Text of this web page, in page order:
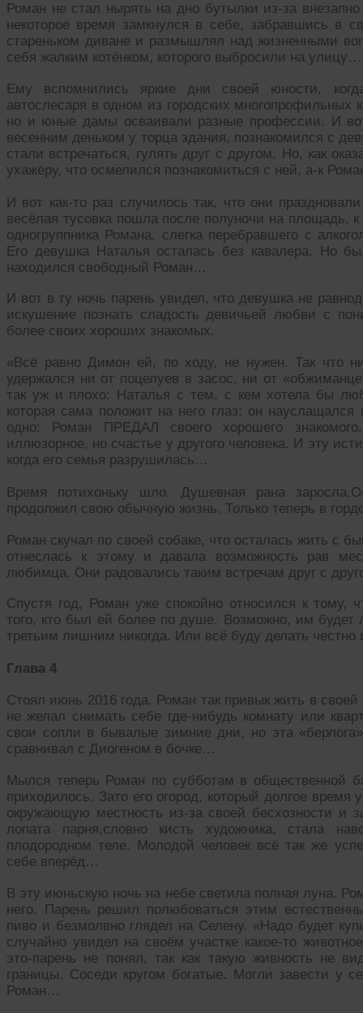
Роман не стал нырять на дно бутылки из-за
некоторое время замкнулся в себе, забравшись в
стареньком диване и размышлял над жизненными
себя жалким котёнком, которого выбросили на улицу…
Ему вспомнились яркие дни своей юности,
автослесаря в одном из городских
но и юные дамы осваивали разные профессии. И вот
весенним деньком у торца здания, познакомился с
стали встречаться, гулять друг с другом. Но, как
ухажёру, что осмелился познакомиться с ней, а-к
И вот как-то раз случилось так, что они
весёлая тусовка пошла после полуночи на площадь,
одногруппника Романа, слегка перебравшего с
Его девушка Наталья осталась без кавалера. Но
находился свободный Роман…
И вот в ту ночь парень увидел, что девушка не
искушение познать сладость девичьей любви с
более своих хороших знакомых.
«Всё равно Димон ей, по ходу, не нужен. Так что
удержался ни от поцелуев в засос, ни от
так уж и плохо: Наталья с тем, с кем хотела бы
которая сама положит на него глаз; он
одно: Роман ПРЕДАЛ своего хорошего
иллюзорное, но счастье у другого человека. И эту
когда его семья разрушилась…
Время потихоньку шло. Душевная рана
продолжил свою обычную жизнь. Только теперь в
Роман скучал по своей собаке, что осталась жить с
отнеслась к этому и давала возможность рав
любимца. Они радовались таким встречам друг с
Спустя год, Роман уже спокойно относился к
того, кто был ей более по душе. Возможно, им
третьим лишним никогда. Или всё буду делать
Глава 4
Стоял июнь 2016 года. Роман так привык жить в
не желал снимать себе где-нибудь комнату или
свои сопли в бывалые зимние дни, но эта
сравнивал с Диогеном в бочке…
Мылся теперь Роман по субботам в общественной
приходилось. Зато его огород, который долгое
окружающую местность из-за своей бесхозности и
лопата парня,словно кисть художника, стала
плодородном теле. Молодой человек всё так же
себе вперёд…
В эту июньскую ночь на небе светила полная луна.
него. Парень решил полюбоваться этим
пиво и безмолвно глядел на Селену. «Надо будет
случайно увидел на своём участке какое-то
это-парень не понял, так как такую живность не
границы. Соседи кругом богатые. Могли завести у
Роман…